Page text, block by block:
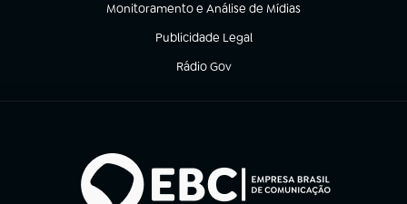
Monitoramento e Análise de Mídias
(abre em nova aba)
Publicidade Legal
(abre em nova aba)
Rádio Gov
(abre em nova aba)